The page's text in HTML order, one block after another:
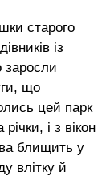
старого
із
що
цей парк
і з вікон
блищить у
влітку й